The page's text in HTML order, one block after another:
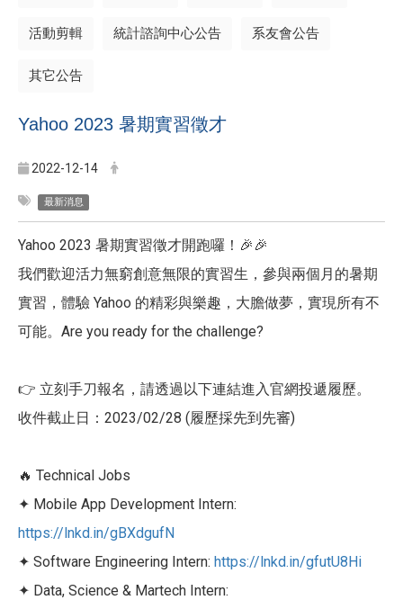
活動剪輯 統計諮詢中心公告 系友會公告
其它公告
Yahoo 2023 暑期實習徵才
2022-12-14
最新消息
Yahoo 2023 暑期實習徵才開跑囉！🎉🎉
我們歡迎活力無窮創意無限的實習生，參與兩個月的暑期
實習，體驗 Yahoo 的精彩與樂趣，大膽做夢，實現所有不
可能。Are you ready for the challenge?
👉 立刻手刀報名，請透過以下連結進入官網投遞履歷。
收件截止日：2023/02/28 (履歷採先到先審)
🔥 Technical Jobs
✦ Mobile App Development Intern:
https://lnkd.in/gBXdgufN
✦ Software Engineering Intern: https://lnkd.in/gfutU8Hi
✦ Data, Science & Martech Intern: